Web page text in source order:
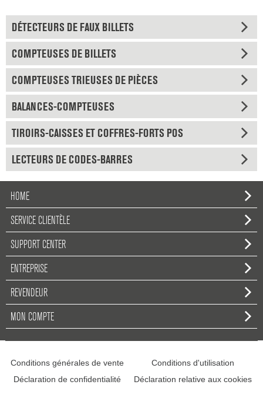
DÉTECTEURS DE FAUX BILLETS
COMPTEUSES DE BILLETS
COMPTEUSES TRIEUSES DE PIÈCES
BALANCES-COMPTEUSES
TIROIRS-CAISSES ET COFFRES-FORTS POS
LECTEURS DE CODES-BARRES
HOME
SERVICE CLIENTÈLE
SUPPORT CENTER
ENTREPRISE
REVENDEUR
MON COMPTE
Conditions générales de vente
Conditions d'utilisation
Déclaration de confidentialité
Déclaration relative aux cookies